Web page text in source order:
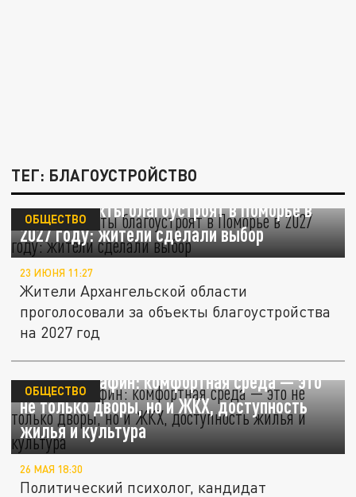
ТЕГ: БЛАГОУСТРОЙСТВО
Какие объекты благоустроят в Поморье в
2027 году: жители сделали выбор
ОБЩЕСТВО
23 ИЮНЯ 11:27
Жители Архангельской области
проголосовали за объекты благоустройства
на 2027 год
Психолог Вафин: комфортная среда — это
не только дворы, но и ЖКХ, доступность
жилья и культура
ОБЩЕСТВО
26 МАЯ 18:30
Политический психолог, кандидат